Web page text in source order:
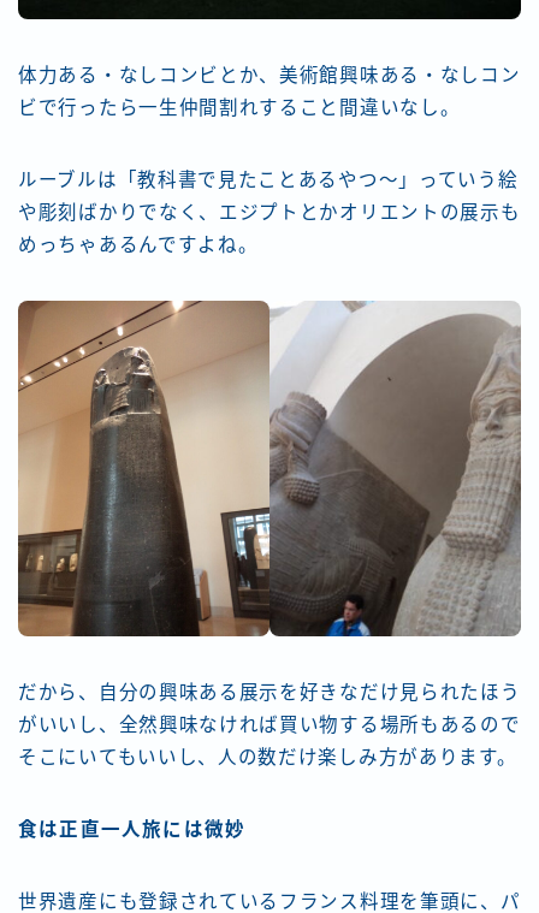
体力ある・なしコンビとか、美術館興味ある・なしコン
ビで行ったら一生仲間割れすること間違いなし。
ルーブルは「教科書で見たことあるやつ～」っていう絵
や彫刻ばかりでなく、エジプトとかオリエントの展示も
めっちゃあるんですよね。
だから、自分の興味ある展示を好きなだけ見られたほう
がいいし、全然興味なければ買い物する場所もあるので
そこにいてもいいし、人の数だけ楽しみ方があります。
食は正直一人旅には微妙
世界遺産にも登録されているフランス料理を筆頭に、パ